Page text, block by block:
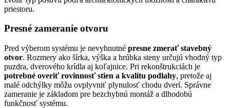
priestoru.
Presné zameranie otvoru
Pred výberom systému je nevyhnutné presne zmerať stavebný
otvor. Rozmery ako šírka, výška a hrúbka steny určujú vhodný typ
puzdra, dverového krídla aj koľajnice. Pri rekonštrukciách je
potrebné overiť rovinnosť stien a kvalitu podlahy, pretože aj
malé odchýlky môžu ovplyvniť plynulosť chodu dverí. Správne
zameranie je základom pre bezchybnú montáž a dlhodobú
funkčnosť systému.